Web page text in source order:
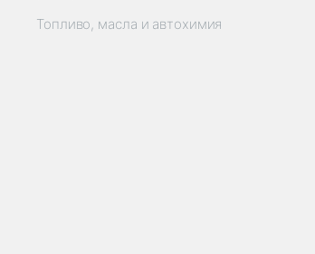
Топливо, масла и автохимия